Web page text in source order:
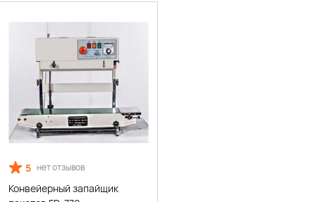
5 нет отзывов
Конвейерный запайщик